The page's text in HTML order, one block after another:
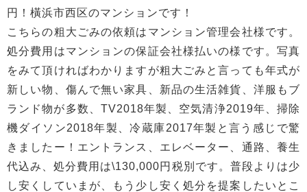
円！橫浜市西区のマンションです！
こちらの粗大ごみの依頼はマンション管理会社様です。
処分費用はマンションの保証会社様払いの様です。写真
をみて頂ければわかりますが粗大ごみと言っても年式が
新しい物、傷んで無い家具、新品の生活雑貨、洋服もブ
ランド物が多数、TV2018年製、空気清浄2019年、掃除
機ダイソン2018年製、冷蔵庫2017年製と言う感じで驚
きましたー！エントランス、エレベーター、通路、養生
代込み、処分費用は\130,000円税別です。普段よりは少
し安くしていまが、もう少し安く処分を提案したいとこ